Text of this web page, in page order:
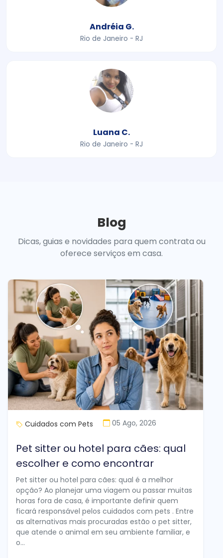
Andréia G.
Rio de Janeiro - RJ
Luana C.
Rio de Janeiro - RJ
Blog
Dicas, guias e novidades para quem contrata ou
oferece serviços em casa.
Cuidados com Pets 05 Ago, 2026
Pet sitter ou hotel para cães: qual
escolher e como encontrar
Pet sitter ou hotel para cães: qual é a melhor
opção? Ao planejar uma viagem ou passar muitas
horas fora de casa, é importante definir quem
ficará responsável pelos cuidados com pets . Entre
as alternativas mais procuradas estão o pet sitter,
que atende o animal em seu ambiente familiar, e
o...